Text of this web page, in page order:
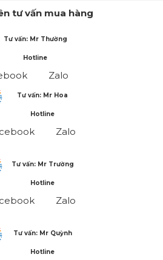
tư vấn mua hàng
Tư vấn: Mr Thường
Hotline
Zalo
Tư vấn: Mr Hoa
Hotline
Zalo
Tư vấn: Mr Trường
Hotline
Zalo
Tư vấn: Mr Quỳnh
Hotline